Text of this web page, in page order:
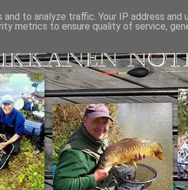
to analyze traffic. Your IP address and
metrics to ensure quality of service,